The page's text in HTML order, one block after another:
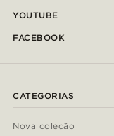
YOUTUBE
FACEBOOK
CATEGORIAS
Nova coleção